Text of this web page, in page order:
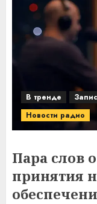
В тренде
Новости радио
Пара слов
принятия